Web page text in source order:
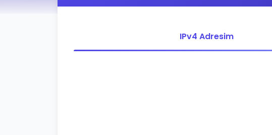
IPv4 Adresim